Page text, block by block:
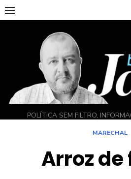
Skip
to
POLÍTICA SEM FILTRO,
MARECHAL
Arroz